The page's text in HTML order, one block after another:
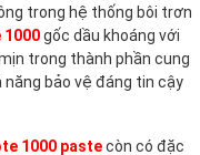
trong hệ thống bôi trơn
1000gốc dầu khoáng với
trong thành phần cung
bảo vệ đáng tin cậy
1000 pastecòn có đặc